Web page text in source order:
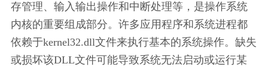
存管理、输入输出操作和中断处理等，是操作系统
内核的重要组成部分。许多应用程序和系统进程都
依赖于kernel32.dll文件来执行基本的系统操作。缺失
或损坏该DLL文件可能导致系统无法启动或运行某